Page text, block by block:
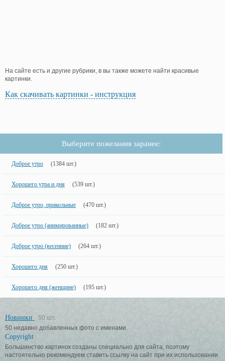
На сайте есть и другие рубрики, в вы также можете найти красивые
картинки.
Как скачивать картинки - инструкция
Выберите пожелания заранее:
Доброе утро (1384 шт.)
Хорошего утра и дня (539 шт.)
Доброе утро, прикольные (470 шт.)
Доброе утро (анимированные) (182 шт.)
Доброе утро (весенние) (264 шт.)
Хорошего дня (250 шт.)
Хорошего дня (женщине) (195 шт.)
Новинки
50 шт.
50 недавно добавленных фото с именами.
Copyright
Большинство картинок созданы специально для сайта, поэтому
настоятельно рекомендуем ставить ссылку на сайт при их использовании.